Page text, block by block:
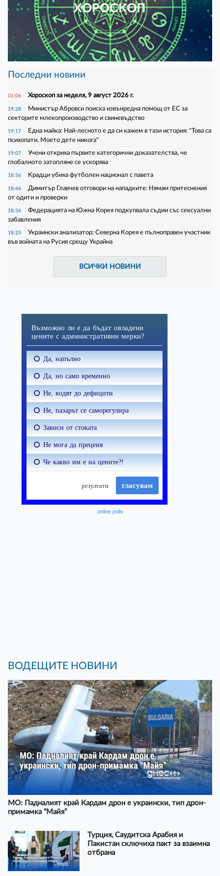
ХОРОСКОП
Последни новини
01:06 Хороскоп за неделя, 9 август 2026 г.
19:28
Министър Абровси поиска извънредна помощ от ЕС за
секторите млекопроизводство и свиневъдство
19:17
Една майка: Най-лесното е да си кажем в тази история: "Това са
психопати. Моето дете никога"
19:07
Учени откриха първите категорични доказателства, че
глобалното затопляне се ускорява
18:56 Крадци убиха футболен национал с павета
18:46
Димитър Главчев отговори на нападките: Нямам притеснения
от одити и проверки
18:36
Федерацията на Южна Корея подкупвала съдии със сексуални
забавления
18:25
Украински анализатор: Северна Корея е пълноправен участник
във войната на Русия срещу Украйна
ВСИЧКИ НОВИНИ
online polls
ВОДЕЩИТЕ НОВИНИ
МО: Падналият край Кардам дрон е украински, тип дрон-
примамка “Майя”
Турция, Саудитска Арабия и
Пакистан сключиха пакт за взаимна
отбрана